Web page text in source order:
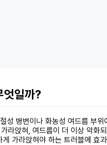
엇일까?
성 병변이나 화농성 여드름
라앉혀, 여드름이 더 이상 악
가라앉혀야 하는 트러블에 효